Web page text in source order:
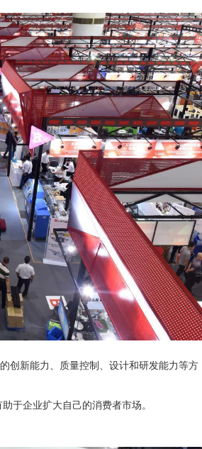
创新能力、质量控制、设计和研发能力等方
于企业扩大自己的消费者市场。